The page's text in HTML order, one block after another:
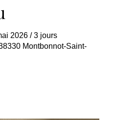
2026 / 3 jours
Montbonnot-Saint-